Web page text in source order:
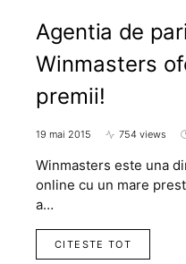
Agentia de
Winmasters
premii!
19 mai 2015 754 views
Winmasters este una
online cu un mare
a…
CITESTE TOT